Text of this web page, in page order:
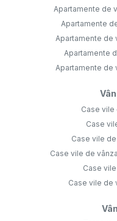
Apartamente de
Apartamente
Apartamente de
Apartamente
Apartamente de
Case vile
Case
Case vile
Case vile de
Case
Case vile de